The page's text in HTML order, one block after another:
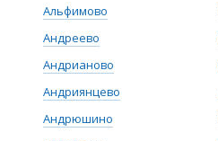
Альфимово
Андреево
Андрианово
Андриянцево
Андрюшино